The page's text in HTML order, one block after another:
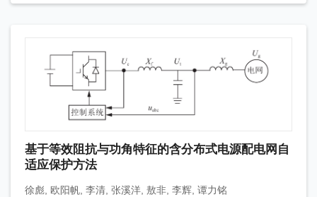
基于等效阻抗与功角特征的含分布式电源配电网自
适应保护方法
徐彪, 欧阳帆, 李清, 张溪洋, 敖非, 李辉, 谭力铭